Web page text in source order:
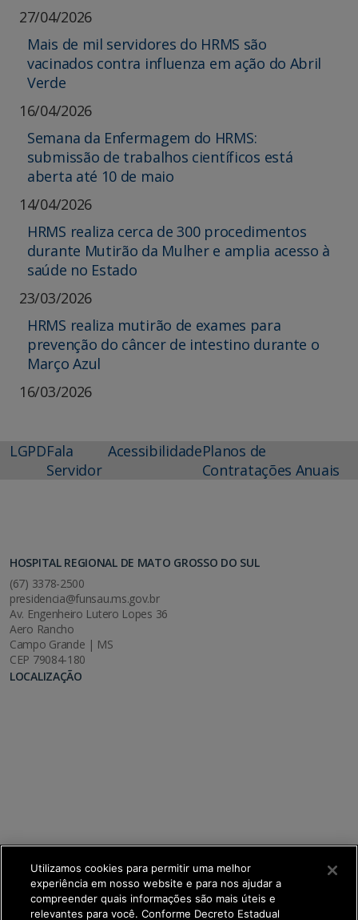
27/04/2026
Mais de mil servidores do HRMS são
vacinados contra influenza em ação do Abril
Verde
16/04/2026
Semana da Enfermagem do HRMS:
submissão de trabalhos científicos está
aberta até 10 de maio
14/04/2026
HRMS realiza cerca de 300 procedimentos
durante Mutirão da Mulher e amplia acesso à
saúde no Estado
23/03/2026
HRMS realiza mutirão de exames para
prevenção do câncer de intestino durante o
Março Azul
16/03/2026
LGPDFala
Servidor
AcessibilidadePlanos de
Contratações Anuais
HOSPITAL REGIONAL DE MATO GROSSO DO SUL
(67) 3378-2500
presidencia@funsau.ms.gov.br
Av. Engenheiro Lutero Lopes 36
Aero Rancho
Campo Grande | MS
CEP 79084-180
LOCALIZAÇÃO
Utilizamos cookies para permitir uma melhor
experiência em nosso website e para nos ajudar a
compreender quais informações são mais úteis e
relevantes para você. Conforme Decreto Estadual